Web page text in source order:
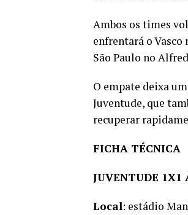
Ambos os times
enfrentará o
São Paulo no
O empate deixa
Juventude, que
recuperar
FICHA TÉCNICA
JUVENTUDE 1X1
Local: estádio